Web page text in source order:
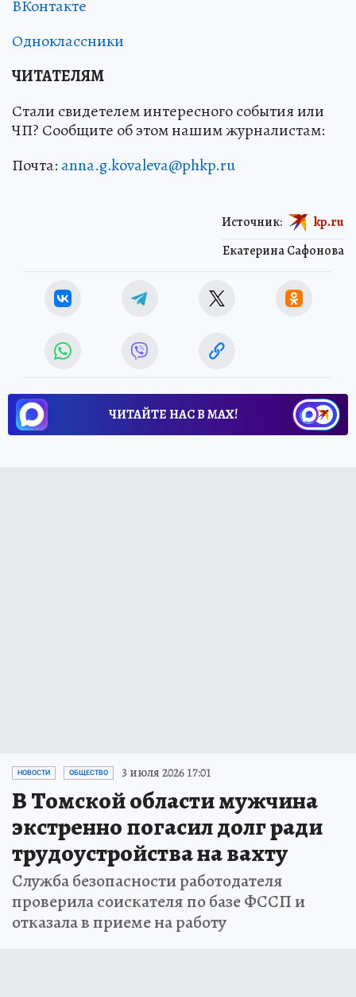
ВКонтакте
Одноклассники
ЧИТАТЕЛЯМ
Стали свидетелем интересного события или
ЧП? Сообщите об этом нашим журналистам:
Почта: anna.g.kovaleva@phkp.ru
Екатерина Сафонова
Источник: kp.ru
ЧИТАЙТЕ НАС В МАХ!
НОВОСТИ ОБЩЕСТВО 3 июля 2026 17:01
В Томской области мужчина
экстренно погасил долг ради
трудоустройства на вахту
Служба безопасности работодателя
проверила соискателя по базе ФССП и
отказала в приеме на работу